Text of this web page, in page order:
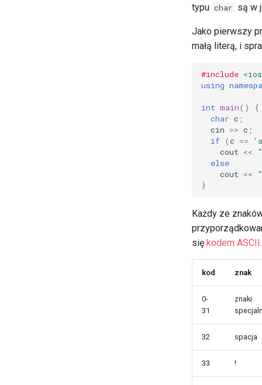
typu char są w
Jako pierwszy
małą literą, i
#include
using
int main()
{
char c ;
cin >> c ;
if (c ==
cout <<
else
cout <<
}
Każdy ze
się kodem ASCII
kod znak
0-
31
znaki
32 spacja
33 !